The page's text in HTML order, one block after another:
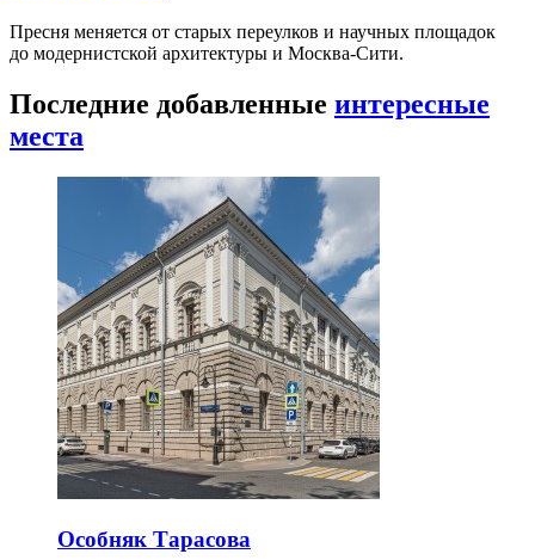
Пресня меняется от старых переулков и научных площадок
до модернистской архитектуры и Москва-Сити.
Последние добавленные интересные
места
Особняк Тарасова